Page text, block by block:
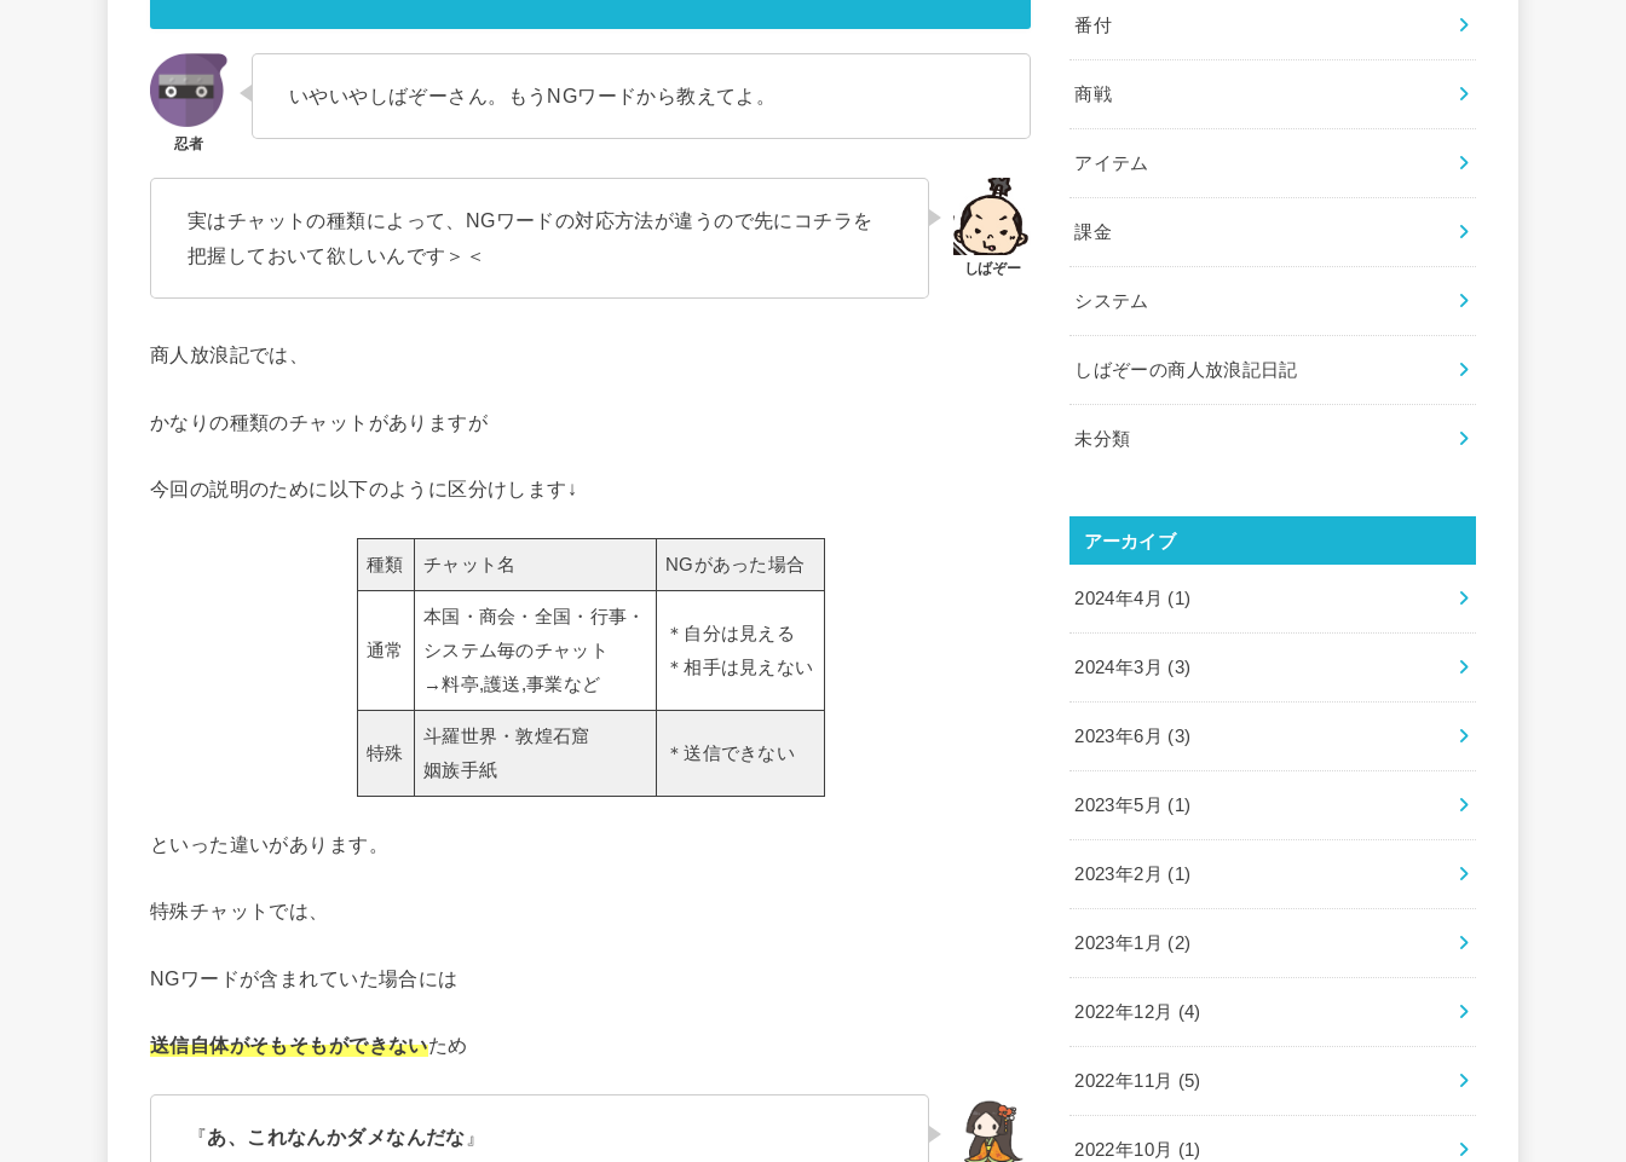
いやいやしばぞーさん。もうNGワードから教えてよ。
実はチャットの種類によって、NGワードの対応方法が違うので先にコチラを
把握しておいて欲しいんです＞＜
商人放浪記では、
かなりの種類のチャットがありますが
今回の説明のために以下のように区分けします↓
種類 チャット名 NGがあった場合
通常
本国・商会・全国・行事・
システム毎のチャット
→料亭,護送,事業など
＊自分は見える
＊相手は見えない
特殊
斗羅世界・敦煌石窟
姻族手紙
＊送信できない
といった違いがあります。
特殊チャットでは、
NGワードが含まれていた場合には
送信自体がそもそもができないため
『あ、これなんかダメなんだな 』
番付
商戦
アイテム
課金
システム
しばぞーの商人放浪記日記
未分類
アーカイブ
2024年4月 (1)
2024年3月 (3)
2023年6月 (3)
2023年5月 (1)
2023年2月 (1)
2023年1月 (2)
2022年12月 (4)
2022年11月 (5)
2022年10月 (1)